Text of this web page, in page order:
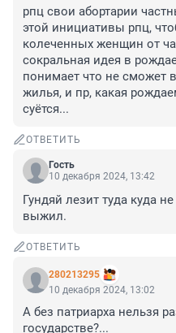
рпц свои абортарии
этой инициативы рпц,
колеченных женщин от
сокральная идея в
понимает что не сможет
жилья, и пр, какая
суётся...
ОТВЕТИТЬ
Гость
10 декабря 2024, 13:42
Гундяй лезит туда куда
выжил.
ОТВЕТИТЬ
280213295
10 декабря 2024, 13:02
А без патриарха нельзя
государстве?...